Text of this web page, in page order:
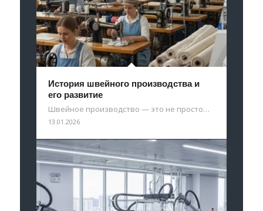
История швейного производства и
его развитие
Швейное производство — это не просто…
13.01.2026